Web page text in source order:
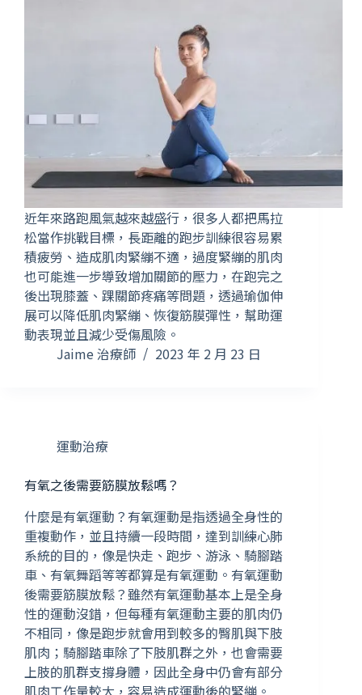
近年來路跑風氣越來越盛行，很多人都把馬拉
松當作挑戰目標，長距離的跑步訓練很容易累
積疲勞、造成肌肉緊繃不適，過度緊繃的肌肉
也可能進一步導致增加關節的壓力，在跑完之
後出現膝蓋、踝關節疼痛等問題，透過瑜伽伸
展可以降低肌肉緊繃、恢復筋膜彈性，幫助運
動表現並且減少受傷風險。
Jaime 治療師
2023 年 2 月 23 日
運動治療
有氧之後需要筋膜放鬆嗎？
什麼是有氧運動？有氧運動是指透過全身性的
重複動作，並且持續一段時間，達到訓練心肺
系統的目的，像是快走、跑步、游泳、騎腳踏
車、有氧舞蹈等等都算是有氧運動。有氧運動
後需要筋膜放鬆？雖然有氧運動基本上是全身
性的運動沒錯，但每種有氧運動主要的肌肉仍
不相同，像是跑步就會用到較多的臀肌與下肢
肌肉；騎腳踏車除了下肢肌群之外，也會需要
上肢的肌群支撐身體，因此全身中仍會有部分
肌肉工作量較大，容易造成運動後的緊繃。